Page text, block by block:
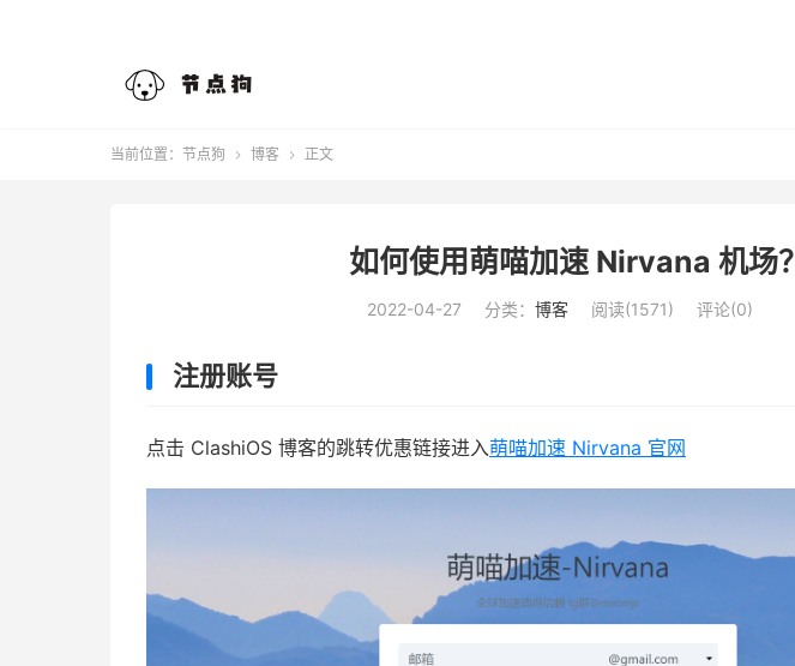
当前位置： 节点狗  博客  正文
如何使用萌喵加速 Nirvana 机场？
2022-04-27 分类： 博客 阅读(1571) 评论(0)
注册账号
点击 ClashiOS 博客的跳转优惠链接进入萌喵加速 Nirvana 官网